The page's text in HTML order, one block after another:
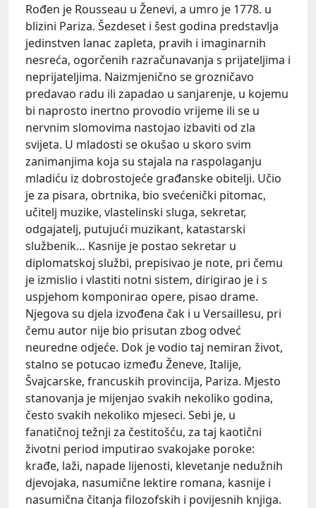
Rođen je Rousseau u Ženevi, a umro je 1778. u
blizini Pariza. Šezdeset i šest godina predstavlja
jedinstven lanac zapleta, pravih i imaginarnih
nesreća, ogorčenih razračunavanja s prijateljima i
neprijateljima. Naizmjenično se grozničavo
predavao radu ili zapadao u sanjarenje, u kojemu
bi naprosto inertno provodio vrijeme ili se u
nervnim slomovima nastojao izbaviti od zla
svijeta. U mladosti se okušao u skoro svim
zanimanjima koja su stajala na raspolaganju
mladiću iz dobrostojeće građanske obitelji. Učio
je za pisara, obrtnika, bio svećenički pitomac,
učitelj muzike, vlastelinski sluga, sekretar,
odgajatelj, putujući muzikant, katastarski
službenik… Kasnije je postao sekretar u
diplomatskoj službi, prepisivao je note, pri čemu
je izmislio i vlastiti notni sistem, dirigirao je i s
uspjehom komponirao opere, pisao drame.
Njegova su djela izvođena čak i u Versaillesu, pri
čemu autor nije bio prisutan zbog odveć
neuredne odjeće. Dok je vodio taj nemiran život,
stalno se potucao između Ženeve, Italije,
Švajcarske, francuskih provincija, Pariza. Mjesto
stanovanja je mijenjao svakih nekoliko godina,
često svakih nekoliko mjeseci. Sebi je, u
fanatičnoj težnji za čestitošću, za taj kaotični
životni period imputirao svakojake poroke:
krađe, laži, napade lijenosti, klevetanje nedužnih
djevojaka, nasumične lektire romana, kasnije i
nasumična čitanja filozofskih i povijesnih knjiga.